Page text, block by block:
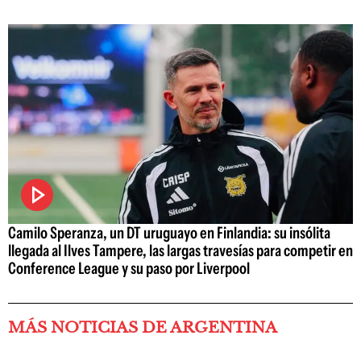
Camilo Speranza, un DT uruguayo en Finlandia: su insólita
llegada al Ilves Tampere, las largas travesías para competir en
Conference League y su paso por Liverpool
MÁS NOTICIAS DE ARGENTINA